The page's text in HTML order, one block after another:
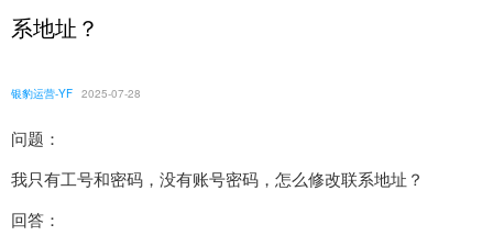
系地址？
银豹运营-YF 2025-07-28
问题：
我只有工号和密码，没有账号密码，怎么修改联系地址？
回答：